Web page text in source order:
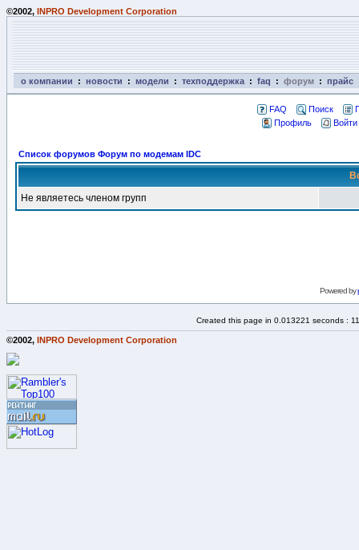
©2002, INPRO Development Corporation
о компании : новости : модели : техподдержка : faq : форум : прайс
FAQ Поиск
Профиль
Список форумов Форум по модемам IDC
Не являетесь членом групп
Powered by
Created this page in 0.013221 seconds :
©2002, INPRO Development Corporation